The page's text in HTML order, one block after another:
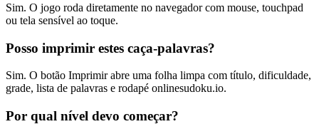
Sim. O jogo roda diretamente no navegador com mouse, touchpad
ou tela sensível ao toque.
Posso imprimir estes caça-palavras?
Sim. O botão Imprimir abre uma folha limpa com título, dificuldade,
grade, lista de palavras e rodapé onlinesudoku.io.
Por qual nível devo começar?